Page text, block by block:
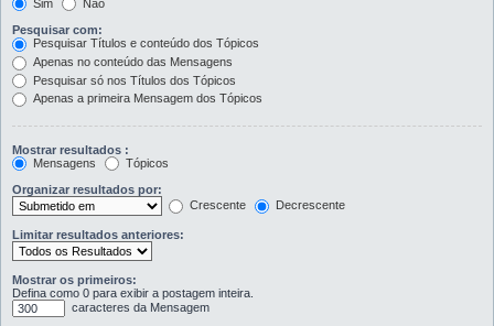
Sim
Não
Pesquisar com:
Pesquisar Títulos e conteúdo dos Tópicos
Apenas no conteúdo das Mensagens
Pesquisar só nos Títulos dos Tópicos
Apenas a primeira Mensagem dos Tópicos
Mostrar resultados :
Mensagens
Tópicos
Organizar resultados por:
Crescente
Decrescente
Limitar resultados anteriores:
Mostrar os primeiros:
Defina como 0 para exibir a postagem inteira.
caracteres da Mensagem